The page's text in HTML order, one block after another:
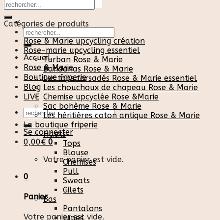
Recherche
pour :
Accueil
Rose & Marie
Boutique friperie
Blog
LIVE
Recherche
pour :
Se connecter
0,00€ 0
Votre panier est vide.
0
Panier
Votre panier est vide.
Catégories de produits
Rose & Marie upcycling création
Rose-marie upcycling essentiel
Turban Rose & Marie
Bandanas Rose & Marie
Les tops torsadés Rose & Marie essentiel
Les chouchoux de chapeau Rose & Marie
Chemise upcyclée Rose &Marie
Sac bohème Rose & Marie
Les héritières coton antique Rose & Marie
La boutique friperie
Hauts
Tops
Blouse
Chemises
Pull
Sweats
Gilets
Bas
Pantalons
Jupes